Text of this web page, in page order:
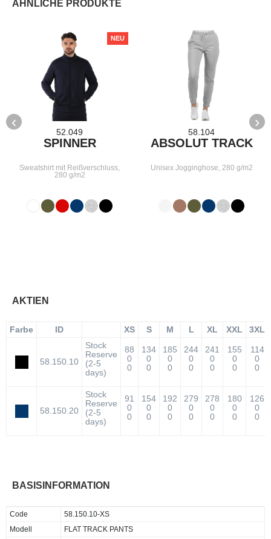
ÄHNLICHE PRODUKTE
NEU
52.049
SPINNER
Sweatshirt mit Reißverschluss,
280 g/m2
58.104
ABSOLUT TRACK
Unisex Jogginghose, 280 g/m2
‹ ›
AKTIEN
Farbe ID XS S M L XL XXL 3XL
58.150.10
Stock
Reserve
(2-5
days)
88
0
0
134
0
0
185
0
0
244
0
0
241
0
0
155
0
0
114
0
0
58.150.20
Stock
Reserve
(2-5
days)
91
0
0
154
0
0
192
0
0
279
0
0
278
0
0
180
0
0
126
0
0
BASISINFORMATION
Code
58.150.10-XS
Modell
FLAT TRACK PANTS